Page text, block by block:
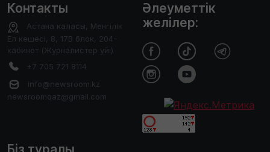
Контакты
Астана каласы, Менгілік
Ел кешесі, 8, 17В блок, 204-
кабинет (Журналистер уйі)
+7 705 721 8114
info@newsroom.kz
newsroomqaz@gmail.com
Әлеуметтік
желілер: